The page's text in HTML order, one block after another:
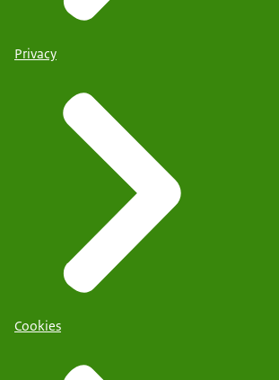
Privacy
Cookies